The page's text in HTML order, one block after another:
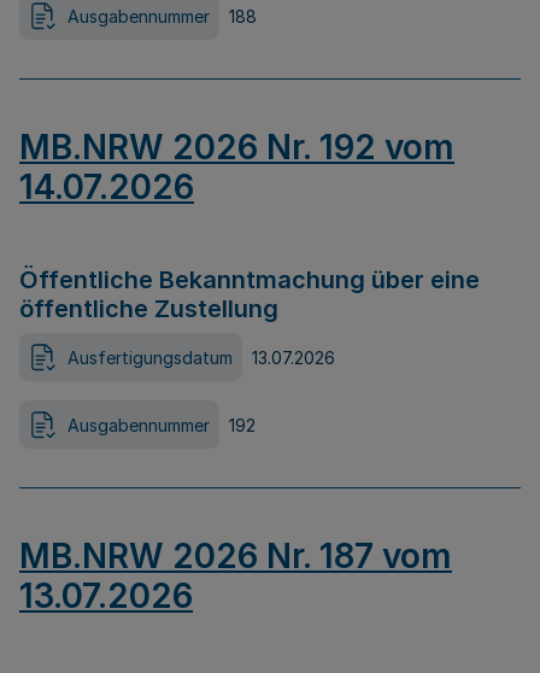
Ausgabennummer 188
MB.NRW 2026 Nr. 192 vom
14.07.2026
Öffentliche Bekanntmachung über eine
öffentliche Zustellung
Ausfertigungsdatum 13.07.2026
Ausgabennummer 192
MB.NRW 2026 Nr. 187 vom
13.07.2026